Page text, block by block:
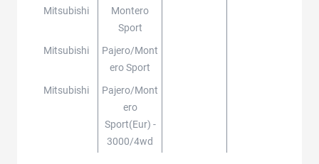
Mitsubishi
Montero
Sport
Mitsubishi
Pajero/mont
Ero Sport
Mitsubishi
Pajero/mont
Ero
Sport(eur) -
3000/4wd